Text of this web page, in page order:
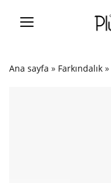
Ana sayfa » Farkındalık »